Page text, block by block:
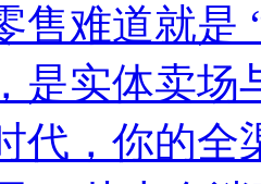
售难道就是
是实体卖场
代，你的全